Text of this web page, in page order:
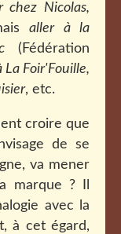
chez Nicolas,
aller à la
(Fédération
La Foir'Fouille,
, etc.
croire que
de se
va mener
marque ? Il
avec la
à cet égard,